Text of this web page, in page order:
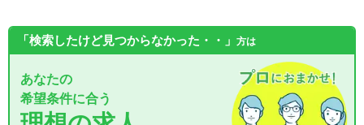
「検索したけど見つからなかった・・」 方は
あなたの
希望条件に合う